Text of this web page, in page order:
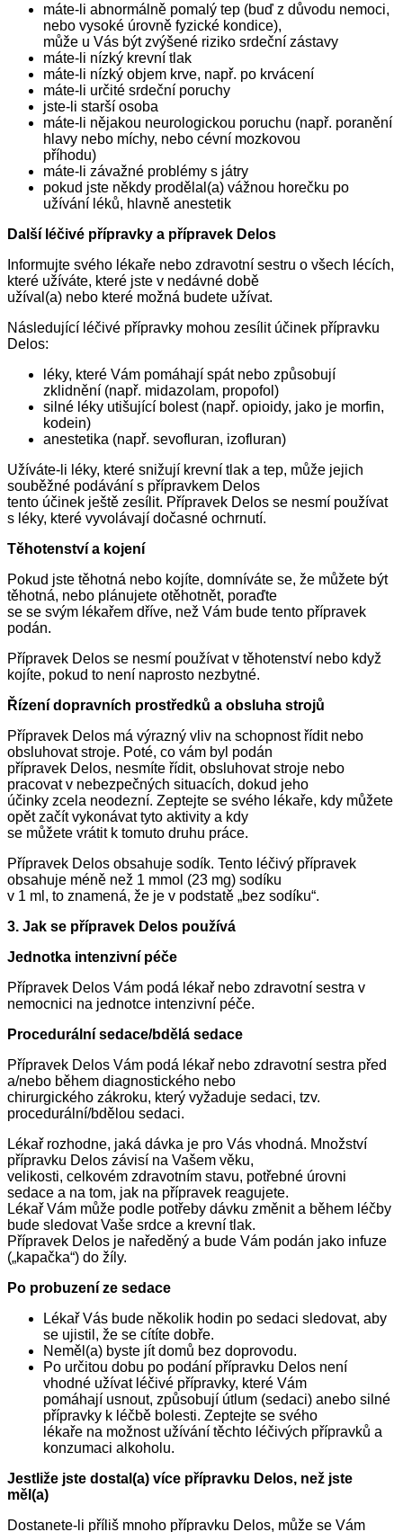
máte-li abnormálně pomalý tep (buď z důvodu nemoci,
nebo vysoké úrovně fyzické kondice),
může u Vás být zvýšené riziko srdeční zástavy
máte-li nízký krevní tlak
máte-li nízký objem krve, např. po krvácení
máte-li určité srdeční poruchy
jste-li starší osoba
máte-li nějakou neurologickou poruchu (např. poranění
hlavy nebo míchy, nebo cévní mozkovou
příhodu)
máte-li závažné problémy s játry
pokud jste někdy prodělal(a) vážnou horečku po
užívání léků, hlavně anestetik
Další léčivé přípravky a přípravek Delos
Informujte svého lékaře nebo zdravotní sestru o všech lécích,
které užíváte, které jste v nedávné době
užíval(a) nebo které možná budete užívat.
Následující léčivé přípravky mohou zesílit účinek přípravku
Delos:
léky, které Vám pomáhají spát nebo způsobují
zklidnění (např. midazolam, propofol)
silné léky utišující bolest (např. opioidy, jako je morfin,
kodein)
anestetika (např. sevofluran, izofluran)
Užíváte-li léky, které snižují krevní tlak a tep, může jejich
souběžné podávání s přípravkem Delos
tento účinek ještě zesílit. Přípravek Delos se nesmí používat
s léky, které vyvolávají dočasné ochrnutí.
Těhotenství a kojení
Pokud jste těhotná nebo kojíte, domníváte se, že můžete být
těhotná, nebo plánujete otěhotnět, poraďte
se se svým lékařem dříve, než Vám bude tento přípravek
podán.
Přípravek Delos se nesmí používat v těhotenství nebo když
kojíte, pokud to není naprosto nezbytné.
Řízení dopravních prostředků a obsluha strojů
Přípravek Delos má výrazný vliv na schopnost řídit nebo
obsluhovat stroje. Poté, co vám byl podán
přípravek Delos, nesmíte řídit, obsluhovat stroje nebo
pracovat v nebezpečných situacích, dokud jeho
účinky zcela neodezní. Zeptejte se svého lékaře, kdy můžete
opět začít vykonávat tyto aktivity a kdy
se můžete vrátit k tomuto druhu práce.
Přípravek Delos obsahuje sodík. Tento léčivý přípravek
obsahuje méně než 1 mmol (23 mg) sodíku
v 1 ml, to znamená, že je v podstatě „bez sodíku“.
3. Jak se přípravek Delos používá
Jednotka intenzivní péče
Přípravek Delos Vám podá lékař nebo zdravotní sestra v
nemocnici na jednotce intenzivní péče.
Procedurální sedace/bdělá sedace
Přípravek Delos Vám podá lékař nebo zdravotní sestra před
a/nebo během diagnostického nebo
chirurgického zákroku, který vyžaduje sedaci, tzv.
procedurální/bdělou sedaci.
Lékař rozhodne, jaká dávka je pro Vás vhodná. Množství
přípravku Delos závisí na Vašem věku,
velikosti, celkovém zdravotním stavu, potřebné úrovni
sedace a na tom, jak na přípravek reagujete.
Lékař Vám může podle potřeby dávku změnit a během léčby
bude sledovat Vaše srdce a krevní tlak.
Přípravek Delos je naředěný a bude Vám podán jako infuze
(„kapačka“) do žíly.
Po probuzení ze sedace
Lékař Vás bude několik hodin po sedaci sledovat, aby
se ujistil, že se cítíte dobře.
Neměl(a) byste jít domů bez doprovodu.
Po určitou dobu po podání přípravku Delos není
vhodné užívat léčivé přípravky, které Vám
pomáhají usnout, způsobují útlum (sedaci) anebo silné
přípravky k léčbě bolesti. Zeptejte se svého
lékaře na možnost užívání těchto léčivých přípravků a
konzumaci alkoholu.
Jestliže jste dostal(a) více přípravku Delos, než jste
měl(a)
Dostanete-li příliš mnoho přípravku Delos, může se Vám